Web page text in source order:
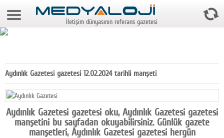
10 Ağustos 2026 11:30:31
Gazeteler
Medya
Reyting-tiraj
İletişim dünyasının referans gazetesi
Aydınlık Gazetesi gazetesi 12.02.2024 tarihli manşeti
Aydınlık Gazetesi gazetesi oku, Aydınlık Gazetesi gazetesi
manşetini bu sayfadan okuyabilirsiniz. Günlük gazete
manşetleri, Aydınlık Gazetesi gazetesi hergün